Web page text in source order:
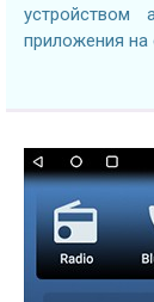
устройством
приложения на